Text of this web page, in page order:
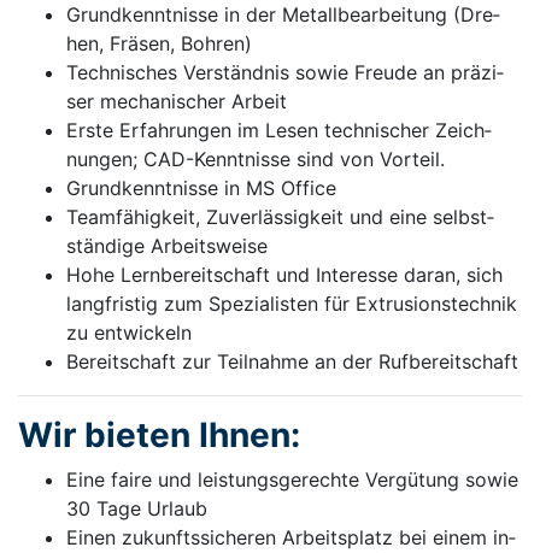
Grund­kennt­nis­se in der Me­tall­be­ar­bei­tung (Dre­
hen, Frä­sen, Boh­ren)
Tech­ni­sches Ver­ständ­nis so­wie Freu­de an prä­zi­
ser me­cha­ni­scher Ar­beit
Er­ste Er­fah­run­gen im Le­sen tech­ni­scher Zeich­
nun­gen; CAD-Kennt­nis­se sind von Vor­teil.
Grund­kennt­nis­se in MS Office
Team­fä­hig­keit, Zu­ver­läs­sig­keit und ei­ne selbst­
stän­di­ge Ar­beits­wei­se
Ho­he Lern­be­reit­schaft und In­ter­es­se da­ran, sich
lang­fris­tig zum Spe­zi­a­lis­ten für Ex­tru­si­ons­tech­nik
zu ent­wi­ckeln
Be­reit­schaft zur Teil­nah­me an der Ruf­be­reit­schaft
Wir bie­ten Ih­nen:
Ei­ne fai­re und leis­tungs­ge­rech­te Ver­gü­tung so­wie
30 Ta­ge Ur­laub
Ei­nen zu­kunfts­si­che­ren Ar­beits­platz bei ei­nem in­